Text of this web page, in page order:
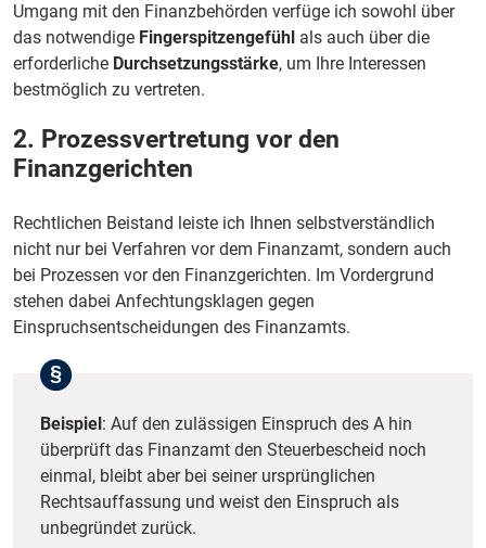
Umgang mit den Finanzbehörden verfüge ich sowohl über
das notwendige Fingerspitzengefühl als auch über die
erforderliche Durchsetzungsstärke, um Ihre Interessen
bestmöglich zu vertreten.
2. Prozessvertretung vor den
Finanzgerichten
Rechtlichen Beistand leiste ich Ihnen selbstverständlich
nicht nur bei Verfahren vor dem Finanzamt, sondern auch
bei Prozessen vor den Finanzgerichten. Im Vordergrund
stehen dabei Anfechtungsklagen gegen
Einspruchsentscheidungen des Finanzamts.
Beispiel: Auf den zulässigen Einspruch des A hin
überprüft das Finanzamt den Steuerbescheid noch
einmal, bleibt aber bei seiner ursprünglichen
Rechtsauffassung und weist den Einspruch als
unbegründet zurück.